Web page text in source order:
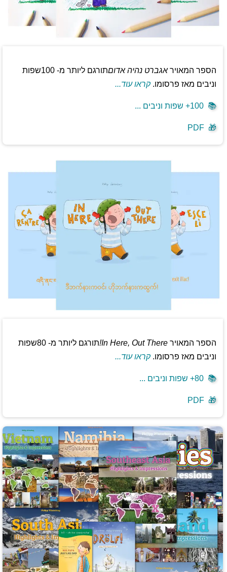
הספר המאויראגברט נהיה אדום
תורגם ליותר מ- 100שפות
וניבים מאז פרסומו.קראו עוד...
📚 100+ שפות וניבים ...
🎁
PDF
הספר המאוירIn Here, Out There!
תורגם ליותר מ- 80שפות
וניבים מאז פרסומו.קראו עוד...
📚 80+ שפות וניבים ...
🎁
PDF